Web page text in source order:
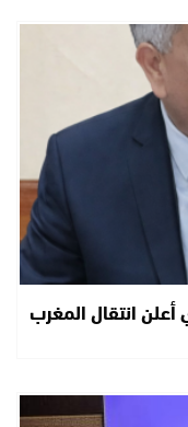
انتقال المغرب